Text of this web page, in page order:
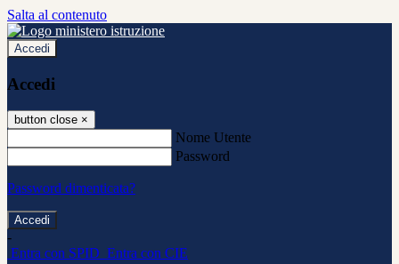
Salta al contenuto
Accedi
Accedi
button close ×
Nome Utente
Password
Password dimenticata?
-
Entra con SPID Entra con CIE